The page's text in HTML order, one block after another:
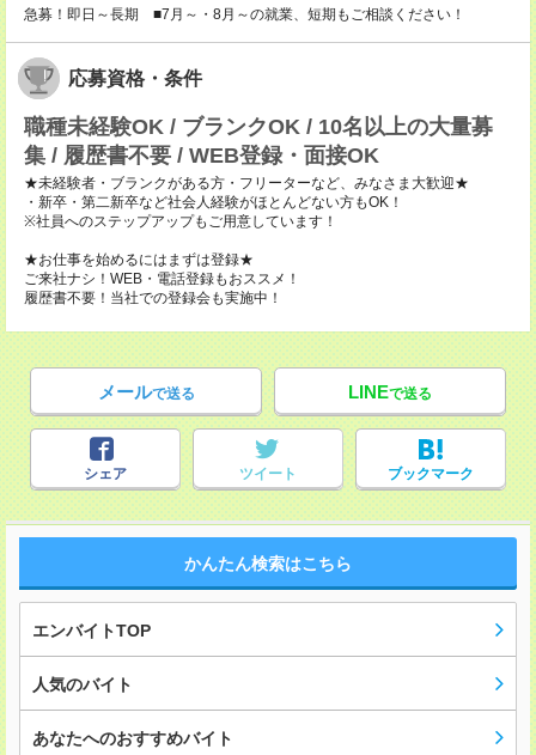
急募！即日～長期 ■7月～・8月～の就業、短期もご相談ください！
応募資格・条件
職種未経験OK / ブランクOK / 10名以上の大量募
集 / 履歴書不要 / WEB登録・面接OK
★未経験者・ブランクがある方・フリーターなど、みなさま大歓迎★
・新卒・第二新卒など社会人経験がほとんどない方もOK！
※社員へのステップアップもご用意しています！
★お仕事を始めるにはまずは登録★
ご来社ナシ！WEB・電話登録もおススメ！
履歴書不要！当社での登録会も実施中！
メールで送る LINEで送る
シェア ツイート ブックマーク
かんたん検索はこちら
エンバイトTOP
人気のバイト
あなたへのおすすめバイト